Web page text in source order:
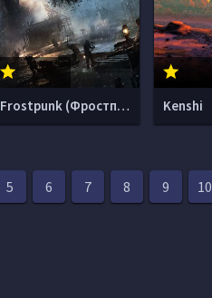
Frostpunk (Фростпанк) Kenshi
5 6 7 8 9 10